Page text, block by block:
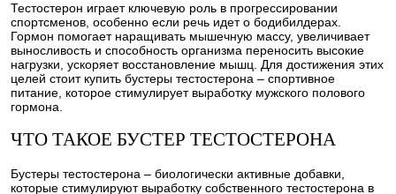
Тестостерон играет ключевую роль в прогрессировании
спортсменов, особенно если речь идет о бодибилдерах.
Гормон помогает наращивать мышечную массу, увеличивает
выносливость и способность организма переносить высокие
нагрузки, ускоряет восстановление мышц. Для достижения этих
целей стоит купить бустеры тестостерона – спортивное
питание, которое стимулирует выработку мужского полового
гормона.
ЧТО ТАКОЕ БУСТЕР ТЕСТОСТЕРОНА
Бустеры тестостерона – биологически активные добавки,
которые стимулируют выработку собственного тестостерона в